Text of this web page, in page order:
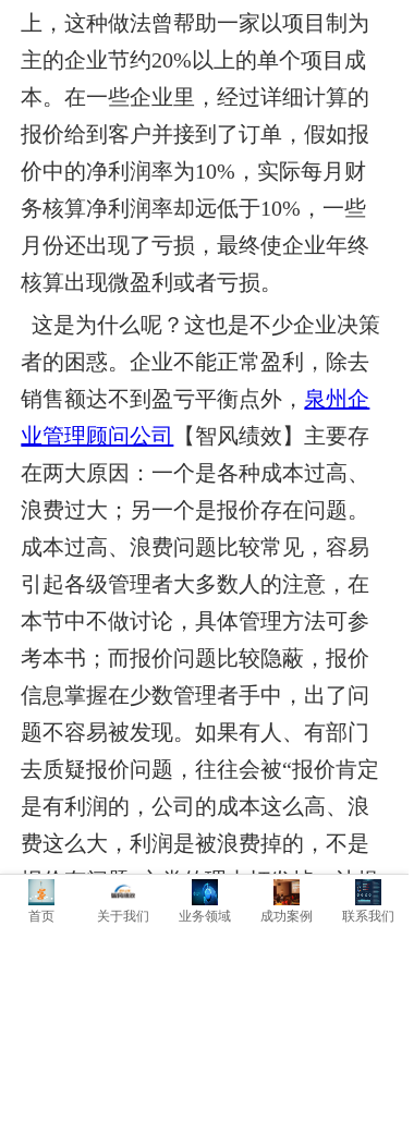
上，这种做法曾帮助一家以项目制为
主的企业节约20%以上的单个项目成
本。在一些企业里，经过详细计算的
报价给到客户并接到了订单，假如报
价中的净利润率为10%，实际每月财
务核算净利润率却远低于10%，一些
月份还出现了亏损，最终使企业年终
核算出现微盈利或者亏损。
这是为什么呢？这也是不少企业决策
者的困惑。企业不能正常盈利，除去
销售额达不到盈亏平衡点外， 泉州企
业管理顾问公司
【智风绩效】 主要存
在两大原因：一个是各种成本过高、
浪费过大；另一个是报价存在问题。
成本过高、浪费问题比较常见，容易
引起各级管理者大多数人的注意，在
本节中不做讨论，具体管理方法可参
考本书；而报价问题比较隐蔽，报价
信息掌握在少数管理者手中，出了问
题不容易被发现。如果有人、有部门
去质疑报价问题，往往会被“报价肯定
是有利润的，公司的成本这么高、浪
费这么大，利润是被浪费掉的，不是
报价有问题”之类的理由打发掉，让提
出质疑的人士没有办法再追问下去。
首页 关于我们 业务领域 成功案例 联系我们